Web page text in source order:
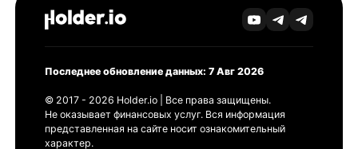
Последнее обновление данных: 7 Авг 2026
© 2017 - 2026 Holder.io | Все права защищены.
Не оказывает финансовых услуг. Вся информация
представленная на сайте носит ознакомительный
характер.